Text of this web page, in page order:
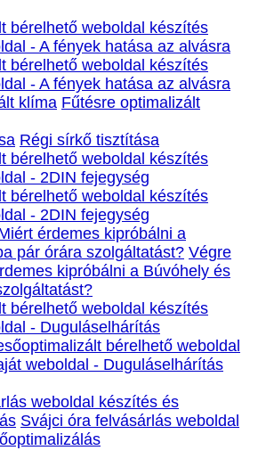
bérelhető weboldal készítés
- A fények hatása az alvásra
bérelhető weboldal készítés
- A fények hatása az alvásra
klíma Fűtésre optimalizált
Régi sírkő tisztítása
bérelhető weboldal készítés
- 2DIN fejegység
bérelhető weboldal készítés
- 2DIN fejegység
érdemes kipróbálni a
pár órára szolgáltatást? Végre
kipróbálni a Búvóhely és
bérelhető weboldal készítés
- Duguláselhárítás
bérelhető weboldal
weboldal - Duguláselhárítás
weboldal készítés és
Svájci óra felvásárlás weboldal